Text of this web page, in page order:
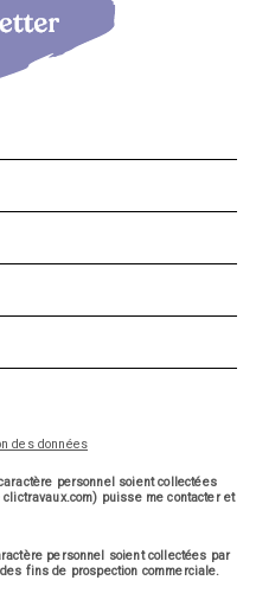
des données
personnel soient collectées
puisse me contacter et
personnel soient collectées par
fins de prospection commerciale.